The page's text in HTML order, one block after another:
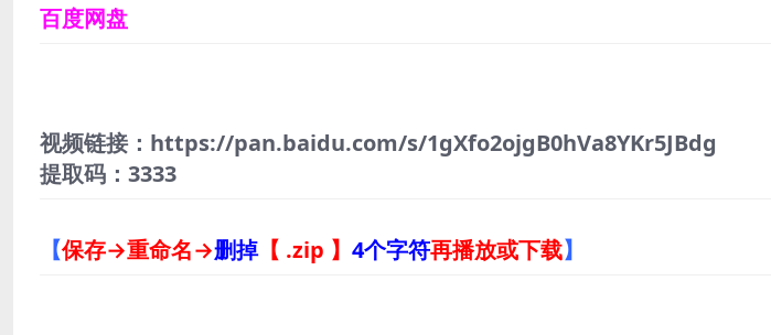
百度网盘
视频链接：https://pan.baidu.com/s/1gXfo2ojgB0hVa8YKr5JBdg
提取码：3333
【保存→重命名→删掉【 .zip 】 4个字符再播放或下载】